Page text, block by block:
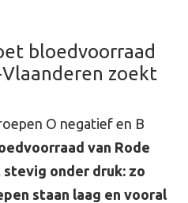
bloedvoorraad
zoekt
O negatief en B
van Rode
onder druk: zo
staan laag en vooral